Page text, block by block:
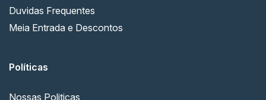
Duvidas Frequentes
Meia Entrada e Descontos
Políticas
Nossas Politicas